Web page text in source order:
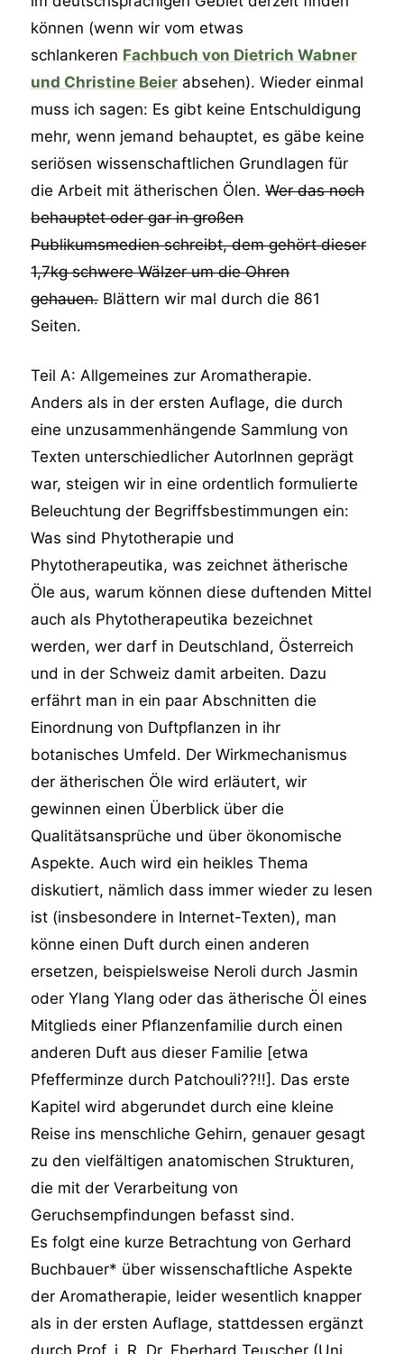
können (wenn wir vom etwas
schlankeren Fachbuch von Dietrich Wabner
und Christine Beier absehen). Wieder einmal
muss ich sagen: Es gibt keine Entschuldigung
mehr, wenn jemand behauptet, es gäbe keine
seriösen wissenschaftlichen Grundlagen für
die Arbeit mit ätherischen Ölen.Wer das noch
behauptet oder gar in großen
Publikumsmedien schreibt, dem gehört dieser
1,7kg schwere Wälzer um die Ohren
gehauen.Blättern wir mal durch die 861
Seiten.
Teil A: Allgemeines zur Aromatherapie.
Anders als in der ersten Auflage, die durch
eine unzusammenhängende Sammlung von
Texten unterschiedlicher AutorInnen geprägt
war, steigen wir in eine ordentlich formulierte
Beleuchtung der Begriffsbestimmungen ein:
Was sind Phytotherapie und
Phytotherapeutika, was zeichnet ätherische
Öle aus, warum können diese duftenden Mittel
auch als Phytotherapeutika bezeichnet
werden, wer darf in Deutschland, Österreich
und in der Schweiz damit arbeiten. Dazu
erfährt man in ein paar Abschnitten die
Einordnung von Duftpflanzen in ihr
botanisches Umfeld. Der Wirkmechanismus
der ätherischen Öle wird erläutert, wir
gewinnen einen Überblick über die
Qualitätsansprüche und über ökonomische
Aspekte. Auch wird ein heikles Thema
diskutiert, nämlich dass immer wieder zu lesen
ist (insbesondere in Internet-Texten), man
könne einen Duft durch einen anderen
ersetzen, beispielsweise Neroli durch Jasmin
oder Ylang Ylang oder das ätherische Öl eines
Mitglieds einer Pflanzenfamilie durch einen
anderen Duft aus dieser Familie [etwa
Pfefferminze durch Patchouli??!!]. Das erste
Kapitel wird abgerundet durch eine kleine
Reise ins menschliche Gehirn, genauer gesagt
zu den vielfältigen anatomischen Strukturen,
die mit der Verarbeitung von
Geruchsempfindungen befasst sind.
Es folgt eine kurze Betrachtung von Gerhard
Buchbauer* über wissenschaftliche Aspekte
der Aromatherapie, leider wesentlich knapper
als in der ersten Auflage, stattdessen ergänzt